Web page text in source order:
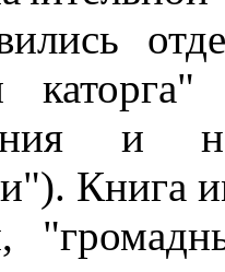
и
Книга